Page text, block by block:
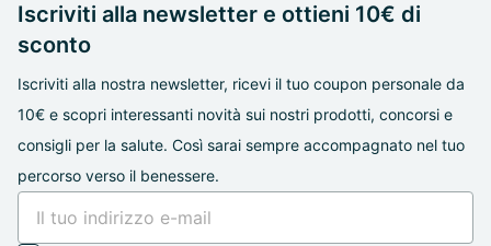
Iscriviti alla newsletter e ottieni 10€ di
sconto
Iscriviti alla nostra newsletter, ricevi il tuo coupon personale da
10€ e scopri interessanti novità sui nostri prodotti, concorsi e
consigli per la salute. Così sarai sempre accompagnato nel tuo
percorso verso il benessere.